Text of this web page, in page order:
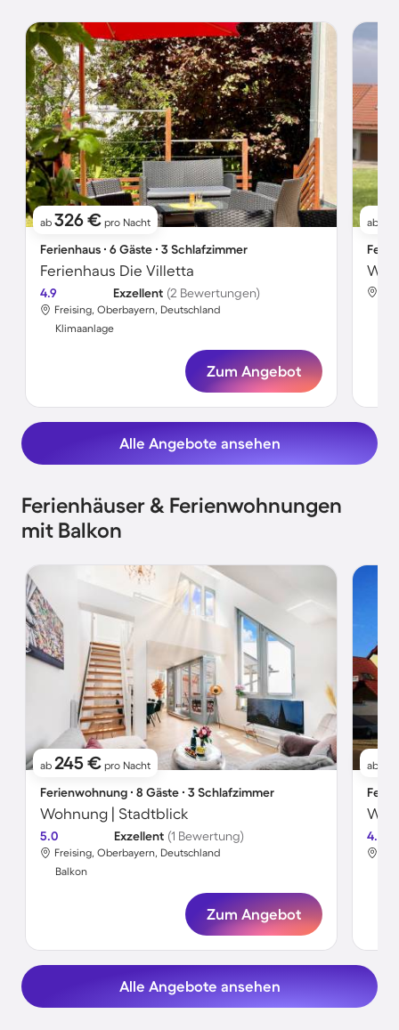
ab 326 € pro Nacht
Ferienhaus ∙ 6 Gäste ∙ 3 Schlafzimmer
Ferienhaus Die Villetta
4.9 Exzellent (2 Bewertungen)
Freising, Oberbayern, Deutschland
Klimaanlage
Zum Angebot
ab
Alle Angebote ansehen
Ferienhäuser & Ferienwohnungen
mit Balkon
ab 245 € pro Nacht
Ferienwohnung ∙ 8 Gäste ∙ 3 Schlafzimmer
Wohnung | Stadtblick
5.0 Exzellent (1 Bewertung)
Freising, Oberbayern, Deutschland
Balkon
Zum Angebot
ab
4.4
Alle Angebote ansehen